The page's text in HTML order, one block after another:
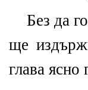
Без да
ще
глава ясно